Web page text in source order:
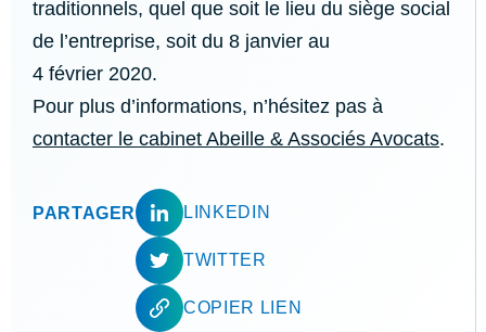
traditionnels, quel que soit le lieu du siège social
de l’entreprise, soit du 8 janvier au
4 février 2020.
Pour plus d’informations, n’hésitez pas à
contacter le cabinet Abeille & Associés Avocats.
PARTAGER LINKEDIN
TWITTER
COPIER LIEN